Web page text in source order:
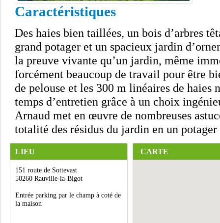
Caractéristiques
Des haies bien taillées, un bois d’arbres
grand potager et un spacieux jardin
la preuve vivante qu’un jardin, même
forcément beaucoup de travail pour être
de pelouse et les 300 m linéaires de haies
temps d’entretien grâce à un choix
Arnaud met en œuvre de nombreuses
totalité des résidus du jardin en un
LIEU
151 route de Sottevast
50260 Rauville-la-Bigot
Entrée parking par le champ à coté de
la maison
CARTE